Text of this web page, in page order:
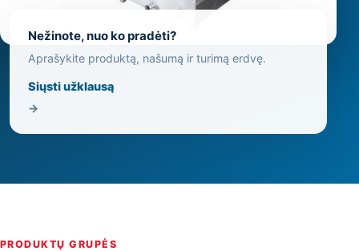
Nežinote, nuo ko pradėti?
Aprašykite produktą, našumą ir turimą erdvę.
Siųsti užklausą
→
PRODUKTŲ GRUPĖS